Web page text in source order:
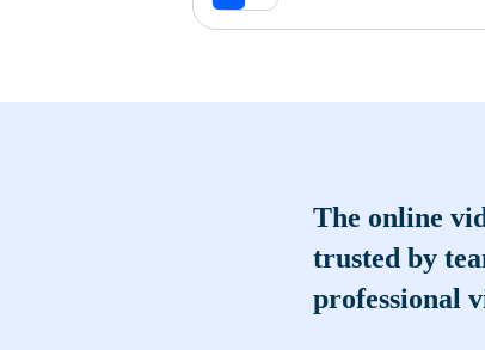
The online
trusted by
professional